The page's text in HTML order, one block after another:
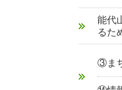
能代
るた
③ま